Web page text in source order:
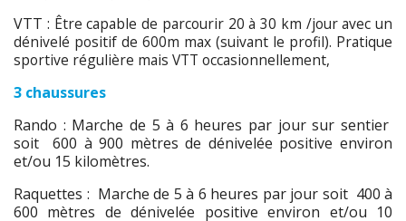
VTT : Être capable de parcourir 20 à 30 km /jour avec un
dénivelé positif de 600m max (suivant le profil). Pratique
sportive régulière mais VTT occasionnellement,
3 chaussures
Rando : Marche de 5 à 6 heures par jour sur sentier
soit 600 à 900 mètres de dénivelée positive environ
et/ou 15 kilomètres.
Raquettes : Marche de 5 à 6 heures par jour soit 400 à
600 mètres de dénivelée positive environ et/ou 10